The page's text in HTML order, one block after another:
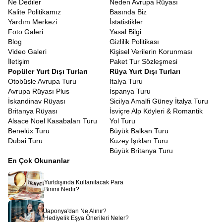
olmalıdır. Konsoloslukların talep ettiği belgelerin eksiksiz
hazırlanması konusunda verdiğimiz rehberlik sayesinde, siz
sadece bavulunuzu hazırlamaya odaklanabilirsiniz.
Avrupa’nın sınırlarını kaldıran o sihirli belgeye sahip olmak, bu
turun anahtarıdır. Geçerli bir
Schengen Vizesi Polonya
Danimarka Turu
için gerekli olan tek giriş belgesidir. Tek bir vize
ile birden fazla ülkeyi, sınır kapılarında beklemeden, özgürce
gezebilmek Schengen anlaşmasının gezginlere sunduğu en
büyük lütuftur. Polonya’dan Danimarka’ya geçerken pasaport
kontrolüyle vakit kaybetmeden, sanki şehir değiştiriyormuşcasına
ülke değiştirmek seyahat konforunu maksimize eder. Eğer
pasaportunuzda geçerli birçok girişli Schengen vizeniz varsa, bu
tura katılmak için ekstra bir işlem yapmanıza gerek kalmaz. İlk
kez başvuracaklar için ise Polonya veya Danimarka
konsolosluklarından alınacak vize, daha sonraki Avrupa
seyahatleriniz için de güçlü bir referans olacaktır.
Almanya Polonya Turu 7 Gece Konaklamalı
Bütçe dostu seyahat, kaliteden ödün vermek anlamına gelmez.
Uygun Polonya Danimarka Turu arayışında olanlar için
oluşturduğumuz rotalar, maliyetleri optimize ederken deneyimi
zenginleştirmeyi hedefler.
indirimleri ve taksit seçenekleri ile Avrupa’yı gezmek hayal
Ne Dediler
Kalite Politikamız
Yardım Merkezi
Foto Galeri
Blog
Video Galeri
İletişim
Neden Avrupa Rüyası
Basında Biz
İstatistikler
Yasal Bilgi
Gizlilik Politikası
Kişisel Verilerin Korunması
Paket Tur Sözleşmesi
Popüler Yurt Dışı Turları
Otobüsle Avrupa Turu
Avrupa Rüyası Plus
İskandinav Rüyası
Britanya Rüyası
Alsace Noel Kasabaları Turu
Benelüx Turu
Dubai Turu
Rüya Yurt Dışı Turları
İtalya Turu
İspanya Turu
Sicilya Amalfi Güney İtalya Turu
İsviçre Alp Köyleri & Romantik
Yol Turu
Büyük Balkan Turu
Kuzey Işıkları Turu
Büyük Britanya Turu
En Çok Okunanlar
Yurtdışında Kullanılacak Para
Birimi Nedir?
Japonya'dan Ne Alınır?
Hediyelik Eşya Önerileri Neler?